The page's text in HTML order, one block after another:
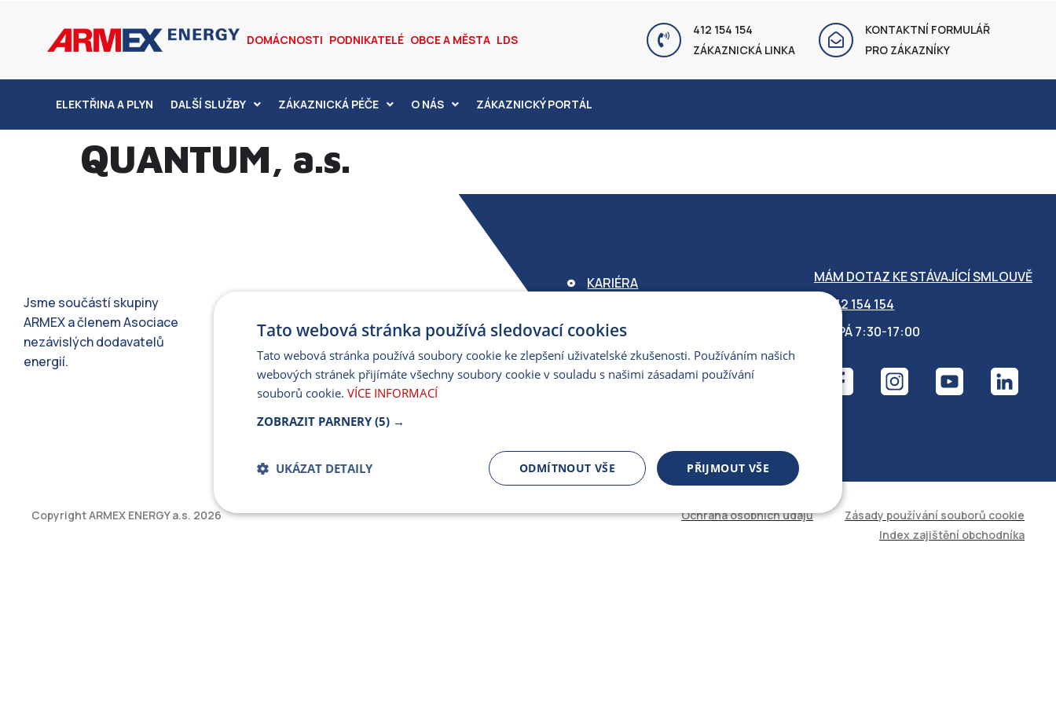
DOMÁCNOSTI PODNIKATELÉ OBCE A MĚSTA LDS
412 154 154
ZÁKAZNICKÁ LINKA
KONTAKTNÍ FORMULÁŘ
PRO ZÁKAZNÍKY
ELEKTŘINA A PLYN DALŠÍ SLUŽBY ZÁKAZNICKÁ PÉČE O NÁS ZÁKAZNICKÝ PORTÁL
QUANTUM, a.s.
Jsme součástí skupiny
ARMEX a členem Asociace
nezávislých dodavatelů
energií.
KARIÉRA
ZÁRUKA ELEKTROMOBILITY
PARTNERSKÝ PORTÁL
MÁM DOTAZ KE STÁVAJÍCÍ SMLOUVĚ
412 154 154
PO-PÁ 7:30-17:00
Copyright ARMEX ENERGY a.s. 2026 Ochrana osobních údajů
Zásady používání souborů cookie
Index zajištění obchodníka
Tato webová stránka používá sledovací cookies
Tato webová stránka používá soubory cookie ke zlepšení uživatelské zkušenosti. Používáním našich
webových stránek přijímáte všechny soubory cookie v souladu s našimi zásadami používání
souborů cookie. VÍCE INFORMACÍ
ZOBRAZIT PARNERY (5) →
PŘIJMOUT VŠE
ODMÍTNOUT VŠE
UKÁZAT DETAILY
Bezpodmínečně nutné
Výkonnostní Cílení souborů